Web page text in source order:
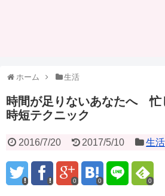
ホーム 生活
時間が足りないあなたへ 忙
時短テクニック
2016/7/20 2017/5/10 生活
0 0 0